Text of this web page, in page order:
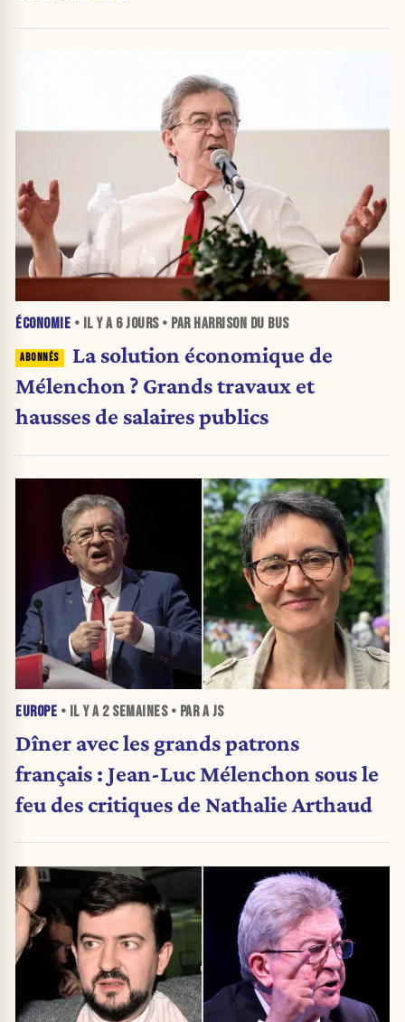
ÉCONOMIE • IL Y A 6 JOURS• PAR HARRISON DU BUS
La solution économique de
Mélenchon ? Grands travaux et
hausses de salaires publics
EUROPE • IL Y A 2 SEMAINES• PAR A JS
Dîner avec les grands patrons
français : Jean-Luc Mélenchon sous le
feu des critiques de Nathalie Arthaud